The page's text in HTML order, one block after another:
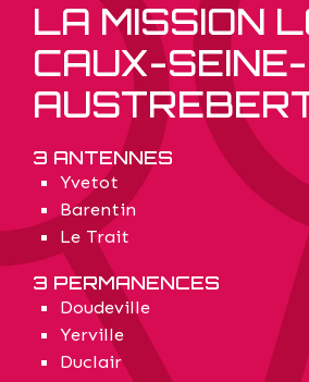
LA MISSION
CAUX-SEINE-
3 ANTENNES
Yvetot
Barentin
Le Trait
3 PERMANENCES
Doudeville
Yerville
Duclair